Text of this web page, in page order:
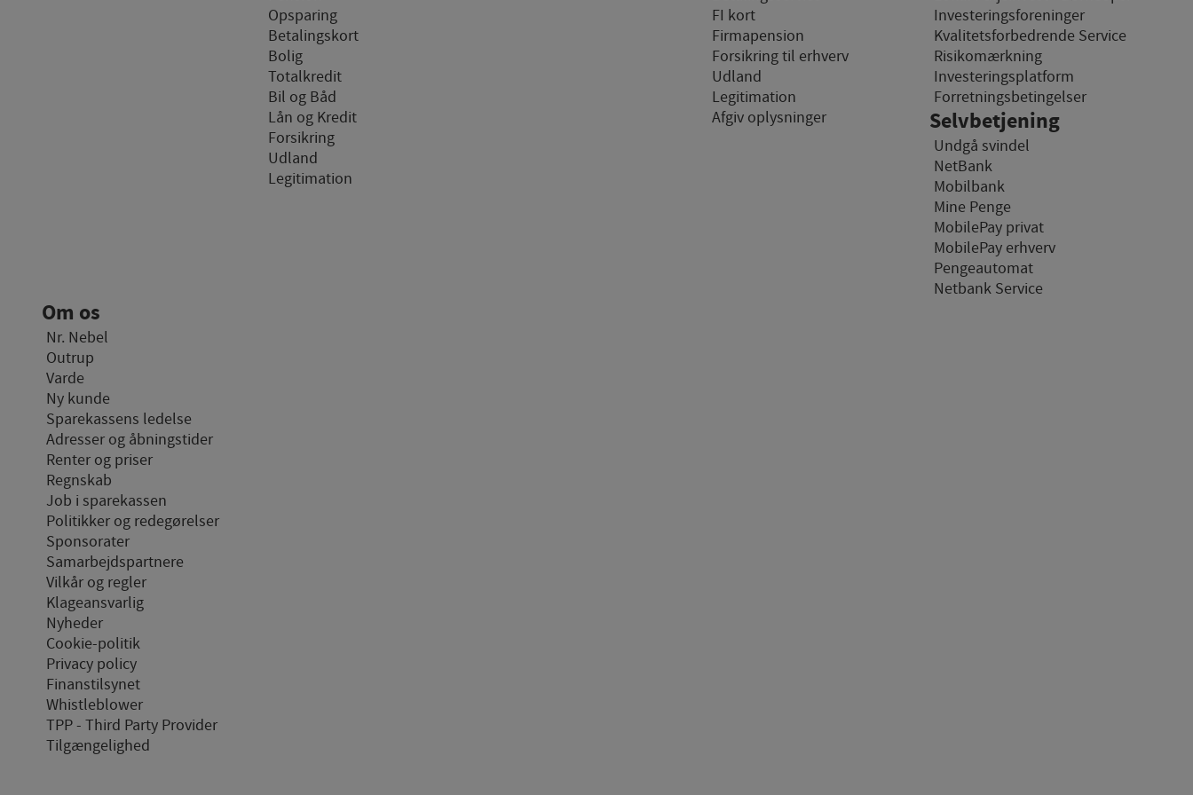
Opsparing
Betalingskort
Bolig
Totalkredit
Bil og Båd
Lån og Kredit
Forsikring
Udland
Legitimation
FI kort
Firmapension
Forsikring til erhverv
Udland
Legitimation
Afgiv oplysninger
Investeringsforeninger
Kvalitetsforbedrende Service
Risikomærkning
Investeringsplatform
Forretningsbetingelser
Selvbetjening
Undgå svindel
NetBank
Mobilbank
Mine Penge
MobilePay privat
MobilePay erhverv
Pengeautomat
Netbank Service
Om os
Nr. Nebel
Outrup
Varde
Ny kunde
Sparekassens ledelse
Adresser og åbningstider
Renter og priser
Regnskab
Job i sparekassen
Politikker og redegørelser
Sponsorater
Samarbejdspartnere
Vilkår og regler
Klageansvarlig
Nyheder
Cookie-politik
Privacy policy
Finanstilsynet
Whistleblower
TPP - Third Party Provider
Tilgængelighed
Markedsføring
Markedsførings-cookies (tracking-cookies) indsamler brugerens digitale fodspor på tværs af flere hjemmesider og registrerer,
hvad brugeren interesserer sig for/søger på for at kunne vise personrettede annoncer, når denne færdes på internettet.